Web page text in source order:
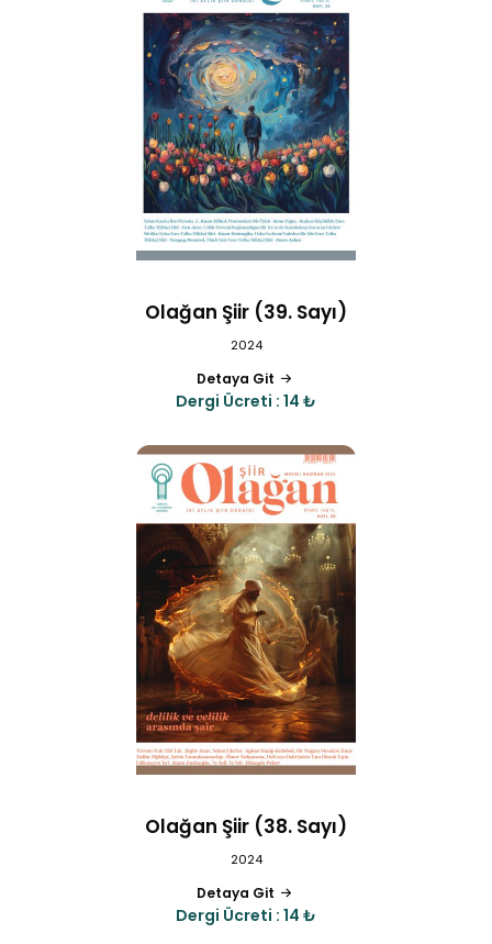
Olağan Şiir (39. Sayı)
2024
Detaya Git
Dergi Ücreti : 14 ₺
Olağan Şiir (38. Sayı)
2024
Detaya Git
Dergi Ücreti : 14 ₺